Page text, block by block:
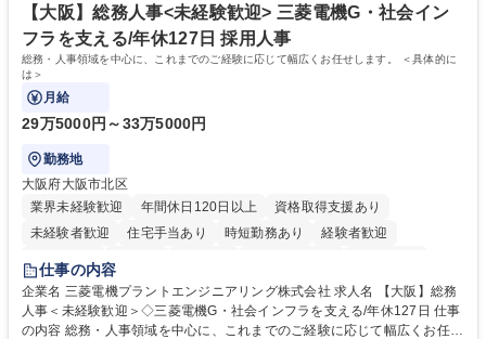
ール管理が出来る方。※将来的に他部署（営業部門、コーポレート部門）
へのジョブローテーションの可能性があります。 学歴・資格 学歴：大学
院 大学 語学力： 資格：宅地建物取引士
【大阪】総務人事<未経験歓迎> 三菱電機G・社会イン
フラを支える/年休127日 採用人事
総務・人事領域を中心に、これまでのご経験に応じて幅広くお任せします。 ＜具体的に
は＞
月給
29万5000円～33万5000円
勤務地
大阪府大阪市北区
業界未経験歓迎
年間休日120日以上
資格取得支援あり
未経験者歓迎
住宅手当あり 時短勤務あり
経験者歓迎
退職金あり
駅近5分以内
土日祝休み 服装自由 寮・社宅あり 食事補助あり
仕事の内容
企業名 三菱電機プラントエンジニアリング株式会社 求人名 【大阪】総務
人事＜未経験歓迎＞◇三菱電機G・社会インフラを支える/年休127日 仕事
の内容 総務・人事領域を中心に、これまでのご経験に応じて幅広くお任せ